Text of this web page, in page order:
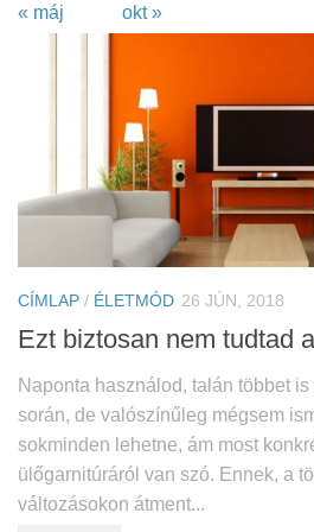
« máj okt »
CÍMLAP / ÉLETMÓD 26 JÚN, 2018
Ezt biztosan nem tudtad
Naponta használod, talán többet
során, de valószínűleg mégsem
sokminden lehetne, ám most
ülőgarnitúráról van szó. Ennek, a
változásokon átment...